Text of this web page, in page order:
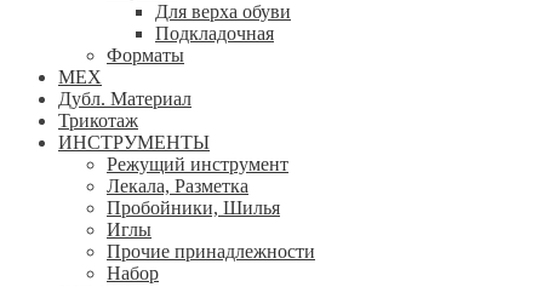
Для верха обуви
Подкладочная
Форматы
МЕХ
Дубл. Материал
Трикотаж
ИНСТРУМЕНТЫ
Режущий инструмент
Лекала, Разметка
Пробойники, Шилья
Иглы
Прочие принадлежности
Набор